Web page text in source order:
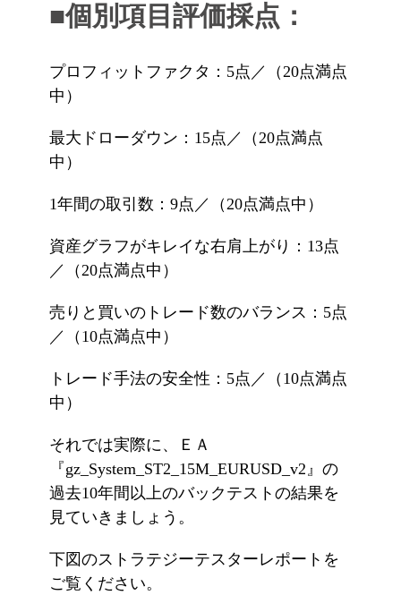
■個別項目評価採点：
プロフィットファクタ：5点／（20点満点
中）
最大ドローダウン：15点／（20点満点
中）
1年間の取引数：9点／（20点満点中）
資産グラフがキレイな右肩上がり：13点
／（20点満点中）
売りと買いのトレード数のバランス：5点
／（10点満点中）
トレード手法の安全性：5点／（10点満点
中）
それでは実際に、ＥＡ
『gz_System_ST2_15M_EURUSD_v2』の
過去10年間以上のバックテストの結果を
見ていきましょう。
下図のストラテジーテスターレポートを
ご覧ください。